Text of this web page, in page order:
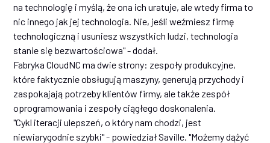
na technologię i myślą, że ona ich uratuje, ale wtedy firma to
nic innego jak jej technologia. Nie, jeśli weźmiesz firmę
technologiczną i usuniesz wszystkich ludzi, technologia
stanie się bezwartościowa" - dodał.
Fabryka CloudNC ma dwie strony: zespoły produkcyjne,
które faktycznie obsługują maszyny, generują przychody i
zaspokajają potrzeby klientów firmy, ale także zespół
oprogramowania i zespoły ciągłego doskonalenia.
"Cykl iteracji ulepszeń, o który nam chodzi, jest
niewiarygodnie szybki" - powiedział Saville. "Możemy dążyć